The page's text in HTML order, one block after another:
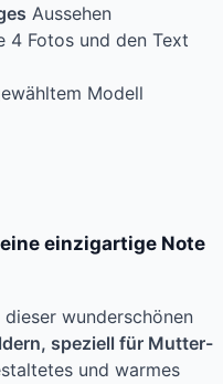
Aussehen
4 Fotos und den Text
Modell
einzigartige Note
wunderschönen
speziell für Mutter-
und warmes